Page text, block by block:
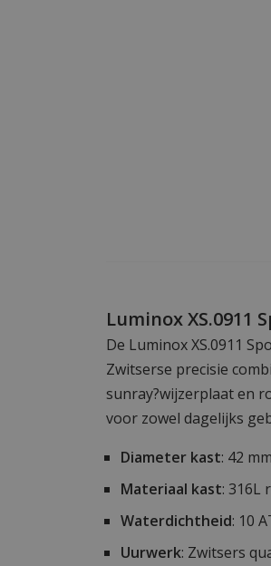
Luminox XS.0911
De Luminox XS.0911
Zwitserse precisie
sunray?wijzerplaat en
voor zowel dagelijks
Diameter kast: 42 mm
Materiaal kast: 316L
Waterdichtheid: 10
Uurwerk: Zwitsers